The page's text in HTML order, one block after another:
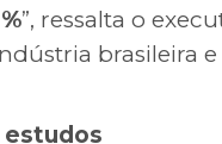
”, ressalta o
brasileira